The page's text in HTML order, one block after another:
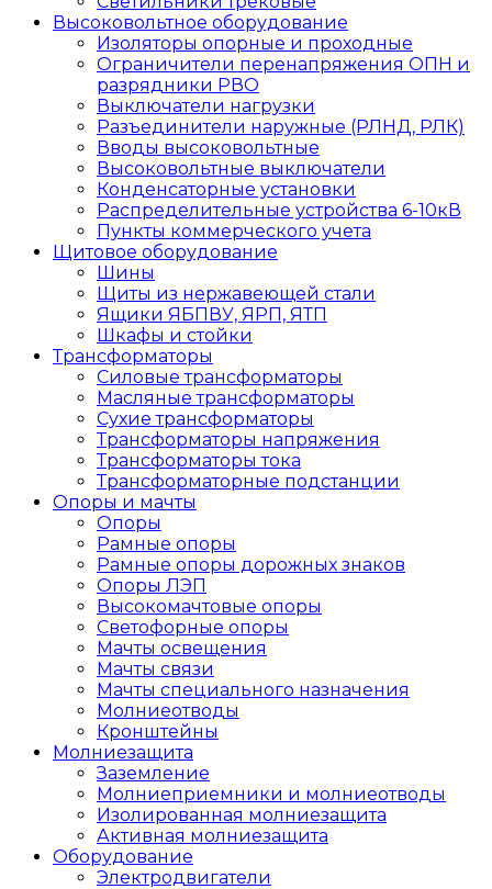
Высоковольтное оборудование
Изоляторы опорные и проходные
Ограничители перенапряжения ОПН и
разрядники РВО
Выключатели нагрузки
Разъединители наружные (РЛНД, РЛК)
Вводы высоковольтные
Высоковольтные выключатели
Конденсаторные установки
Распределительные устройства 6-10кВ
Пункты коммерческого учета
Щитовое оборудование
Шины
Щиты из нержавеющей стали
Ящики ЯБПВУ, ЯРП, ЯТП
Шкафы и стойки
Трансформаторы
Силовые трансформаторы
Масляные трансформаторы
Сухие трансформаторы
Трансформаторы напряжения
Трансформаторы тока
Трансформаторные подстанции
Опоры и мачты
Опоры
Рамные опоры
Рамные опоры дорожных знаков
Опоры ЛЭП
Высокомачтовые опоры
Светофорные опоры
Мачты освещения
Мачты связи
Мачты специального назначения
Молниеотводы
Кронштейны
Молниезащита
Заземление
Молниеприемники и молниеотводы
Изолированная молниезащита
Активная молниезащита
Оборудование
Электродвигатели